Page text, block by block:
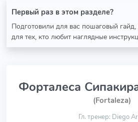
Первый раз в этом разделе?
Подготовили для вас пошаговый гайд,
для тех, кто любит наглядные
Форталеса
(Fortaleza)
Гл. тренер: Diego